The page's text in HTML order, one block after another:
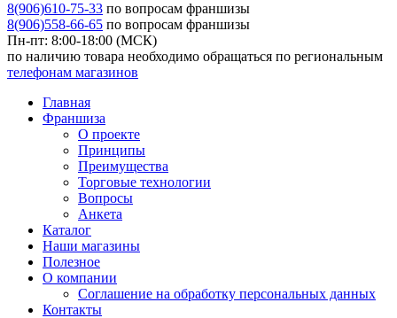
8(906)610-75-33 по вопросам франшизы
8(906)558-66-65 по вопросам франшизы
Пн-пт: 8:00-18:00 (МСК)
по наличию товара необходимо обращаться по региональным
телефонам магазинов
Главная
Франшиза
О проекте
Принципы
Преимущества
Торговые технологии
Вопросы
Анкета
Каталог
Наши магазины
Полезное
О компании
Соглашение на обработку персональных данных
Контакты